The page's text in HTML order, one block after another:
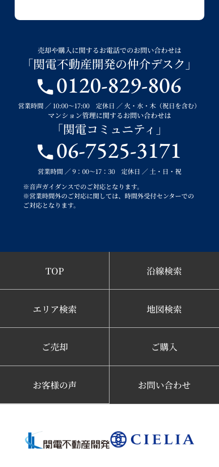
売却や購入に関するお電話でのお問い合わせは
「関電不動産開発の仲介デスク」
0120-829-806
営業時間 ／ 10:00～17:00 定休日 ／ 火・水・木（祝日を含む）
マンション管理に関するお問い合わせは
「関電コミュニティ」
06-7525-3171
営業時間 ／ 9：00～17：30 定休日 ／ 土・日・祝
※音声ガイダンスでのご対応となります。
※営業時間外のご対応に関しては、時間外受付センターでの
ご対応となります。
TOP 沿線検索
エリア検索 地図検索
ご売却 ご購入
お客様の声 お問い合わせ